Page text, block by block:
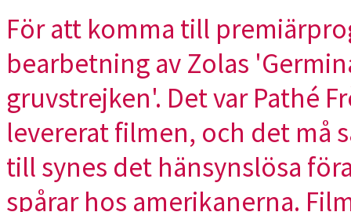
För att komma till
bearbetning av Zolas
gruvstrejken'. Det var Pathé
levererat filmen, och det må
till synes det hänsynslösa
spårar hos amerikanerna.